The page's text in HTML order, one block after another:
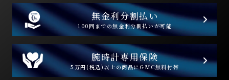
無金利分割払い
100回までの無金利分割払いが可能
腕時計専用保険
5万円(税込)以上の商品にGMC無料付帯